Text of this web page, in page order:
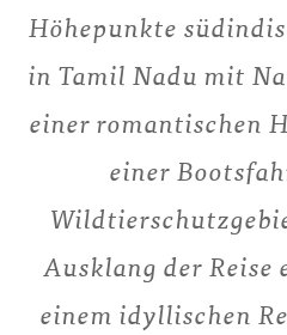
Höhepunkte
in Tamil Nadu mit
einer romantischen
einer
Ausklang der Reise
einem idyllischen